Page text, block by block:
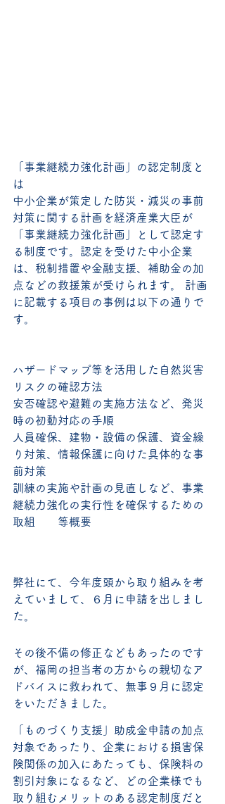
「事業継続力強化計画」の認定制度と
は
中小企業が策定した防災・減災の事前
対策に関する計画を経済産業大臣が
「事業継続力強化計画」として認定す
る制度です。認定を受けた中小企業
は、税制措置や金融支援、補助金の加
点などの救援策が受けられます。 計画
に記載する項目の事例は以下の通りで
す。
ハザードマップ等を活用した自然災害
リスクの確認方法
安否確認や避難の実施方法など、発災
時の初動対応の手順
人員確保、建物・設備の保護、資金繰
り対策、情報保護に向けた具体的な事
前対策
訓練の実施や計画の見直しなど、事業
継続力強化の実行性を確保するための
取組　　等概要
弊社にて、今年度頭から取り組みを考
えていまして、６月に申請を出しまし
た。
その後不備の修正などもあったのです
が、福岡の担当者の方からの親切なア
ドバイスに救われて、無事９月に認定
をいただきました。
「ものづくり支援」助成金申請の加点
対象であったり、企業における損害保
険関係の加入にあたっても、保険料の
割引対象になるなど、どの企業様でも
取り組むメリットのある認定制度だと